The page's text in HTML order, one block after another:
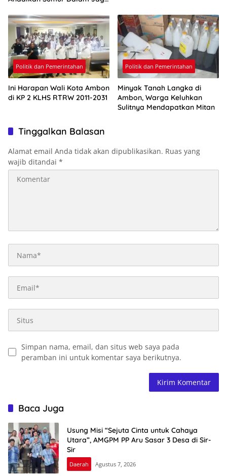
Politik dan Pemerintahan
Ini Harapan Wali Kota Ambon
di KP 2 KLHS RTRW 2011-2031
Politik dan Pemerintahan
Minyak Tanah Langka di
Ambon, Warga Keluhkan
Sulitnya Mendapatkan Mitan
Tinggalkan Balasan
Alamat email Anda tidak akan dipublikasikan. Ruas yang
wajib ditandai *
Simpan nama, email, dan situs web saya pada
peramban ini untuk komentar saya berikutnya.
Baca Juga
Usung Misi “Sejuta Cinta untuk Cahaya
Utara”, AMGPM PP Aru Sasar 3 Desa di Sir-
Sir
Daerah Agustus 7, 2026